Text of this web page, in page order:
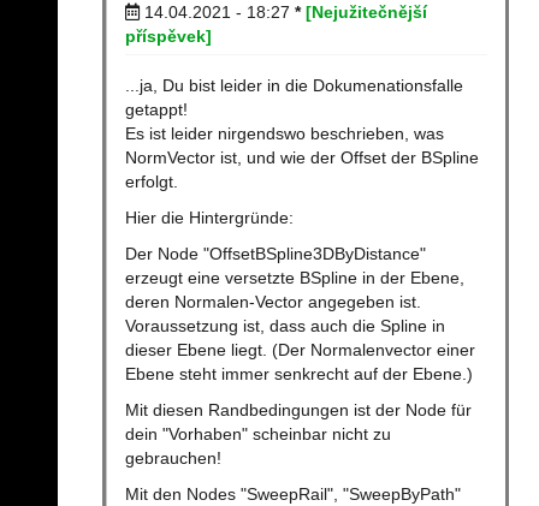
14.04.2021 - 18:27 * [Nejužitečnější
příspěvek]
...ja, Du bist leider in die Dokumenationsfalle
getappt!
Es ist leider nirgendswo beschrieben, was
NormVector ist, und wie der Offset der BSpline
erfolgt.
Hier die Hintergründe:
Der Node "OffsetBSpline3DByDistance"
erzeugt eine versetzte BSpline in der Ebene,
deren Normalen-Vector angegeben ist.
Voraussetzung ist, dass auch die Spline in
dieser Ebene liegt. (Der Normalenvector einer
Ebene steht immer senkrecht auf der Ebene.)
Mit diesen Randbedingungen ist der Node für
dein "Vorhaben" scheinbar nicht zu
gebrauchen!
Mit den Nodes "SweepRail", "SweepByPath"